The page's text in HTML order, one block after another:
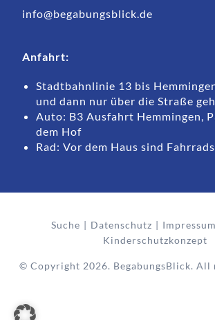
info@begabungsblick.de
Anfahrt:
Stadtbahnlinie 13 bis
und dann nur über die Straße
Auto: B3 Ausfahrt Hemmingen,
dem Hof
Rad: Vor dem Haus sind
Suche Datenschutz Impressum
Kinderschutzkonzept
© Copyright 2026. BegabungsBlick. All